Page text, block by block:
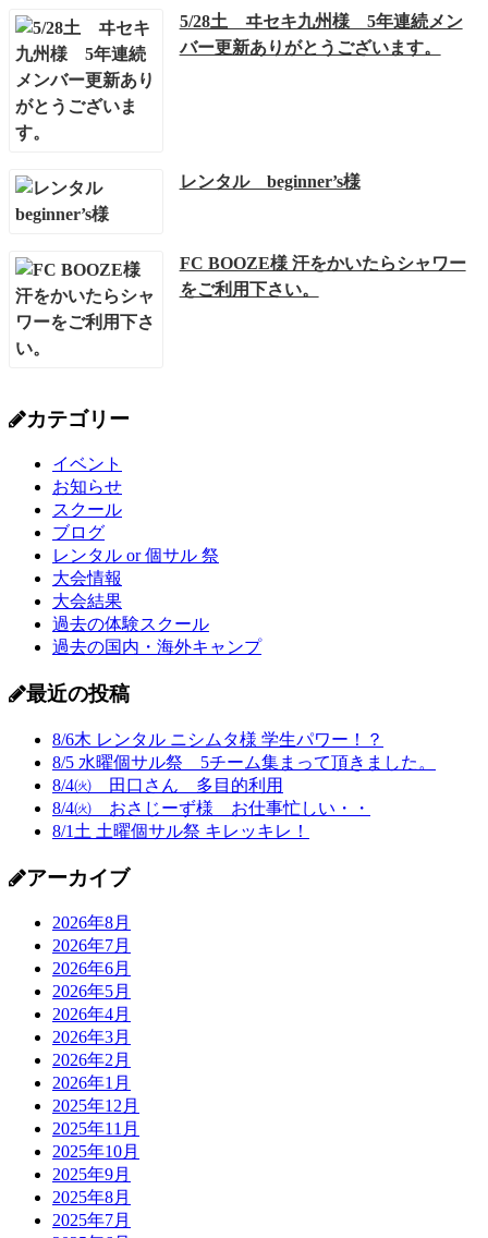
5/28土 ヰセキ九州様 5年連続メン
バー更新ありがとうございます。
レンタル beginner’s様
FC BOOZE様 汗をかいたらシャワー
をご利用下さい。
カテゴリー
イベント
お知らせ
スクール
ブログ
レンタル or 個サル 祭
大会情報
大会結果
過去の体験スクール
過去の国内・海外キャンプ
最近の投稿
8/6木 レンタル ニシムタ様 学生パワー！？
8/5 水曜個サル祭 5チーム集まって頂きました。
8/4㈫ 田口さん 多目的利用
8/4㈫ おさじーず様 お仕事忙しい・・
8/1土 土曜個サル祭 キレッキレ！
アーカイブ
2026年8月
2026年7月
2026年6月
2026年5月
2026年4月
2026年3月
2026年2月
2026年1月
2025年12月
2025年11月
2025年10月
2025年9月
2025年8月
2025年7月